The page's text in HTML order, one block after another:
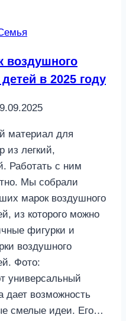
воздушного
в 2025 году
материал для
из легкий,
Работать с ним
Мы собрали
марок воздушного
из которого можно
фигурки и
воздушного
Фото:
универсальный
дает возможность
смелые идеи. Его…